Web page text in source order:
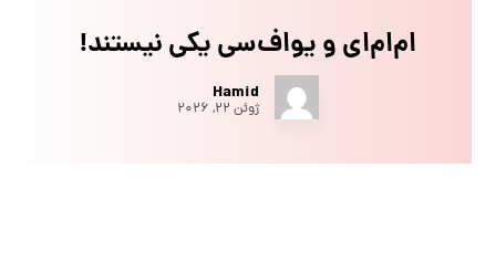
ام‌ام‌ای و یو‌اف‌سی یکی نیستند!
Hamid
ژوئن ۲۲, ۲۰۲۶